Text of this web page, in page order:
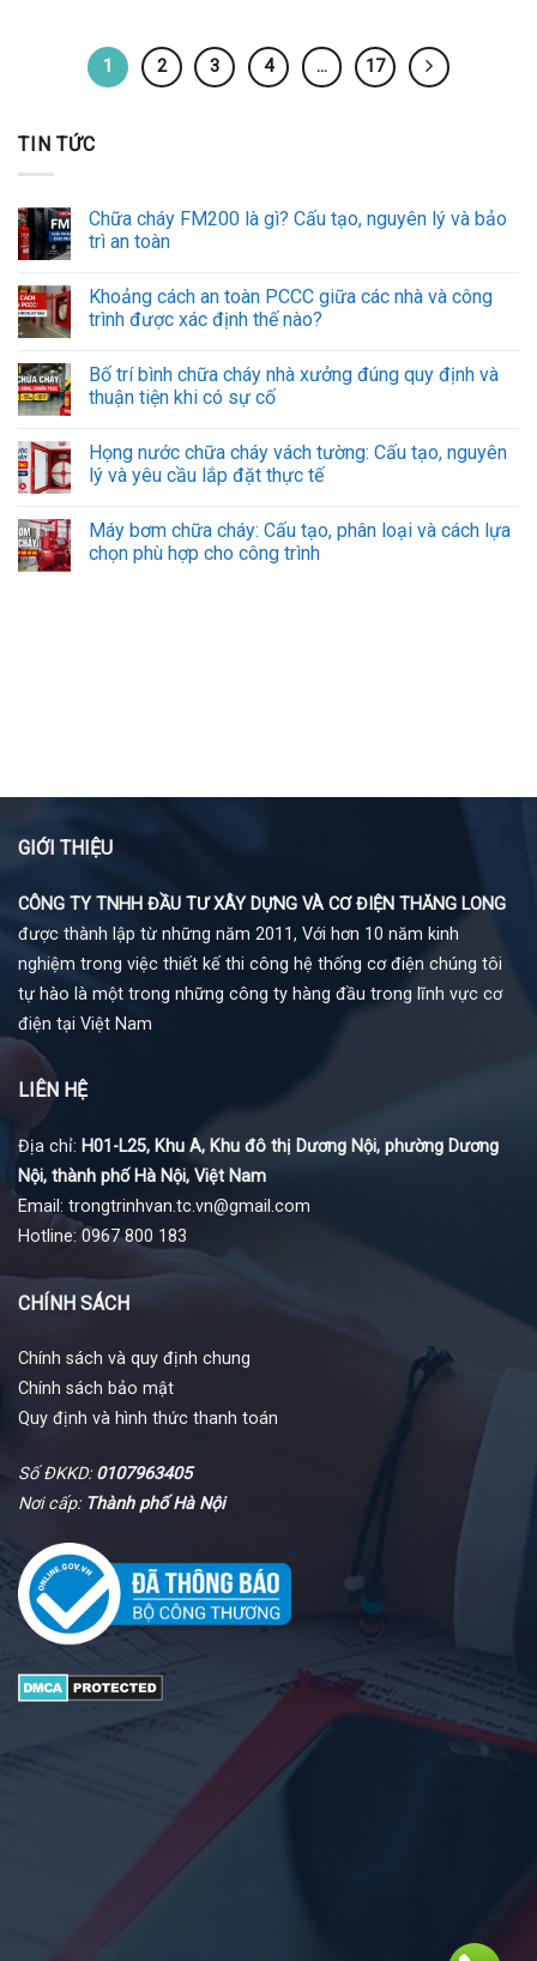
1 2 3 4 … 17
TIN TỨC
Chữa cháy FM200 là gì? Cấu tạo, nguyên lý và bảo
trì an toàn
Khoảng cách an toàn PCCC giữa các nhà và công
trình được xác định thế nào?
Bố trí bình chữa cháy nhà xưởng đúng quy định và
thuận tiện khi có sự cố
Họng nước chữa cháy vách tường: Cấu tạo, nguyên
lý và yêu cầu lắp đặt thực tế
Máy bơm chữa cháy: Cấu tạo, phân loại và cách lựa
chọn phù hợp cho công trình
GIỚI THIỆU
CÔNG TY TNHH ĐẦU TƯ XÂY DỰNG VÀ CƠ ĐIỆN THĂNG LONG
được thành lập từ những năm 2011, Với hơn 10 năm kinh
nghiệm trong việc thiết kế thi công hệ thống cơ điện chúng tôi
tự hào là một trong những công ty hàng đầu trong lĩnh vực cơ
điện tại Việt Nam
LIÊN HỆ
Địa chỉ: H01-L25, Khu A, Khu đô thị Dương Nội, phường Dương
Nội, thành phố Hà Nội, Việt Nam
Email: trongtrinhvan.tc.vn@gmail.com
Hotline: 0967 800 183
CHÍNH SÁCH
Chính sách và quy định chung
Chính sách bảo mật
Quy định và hình thức thanh toán
Số ĐKKD:0107963405
Nơi cấp: Thành phố Hà Nội